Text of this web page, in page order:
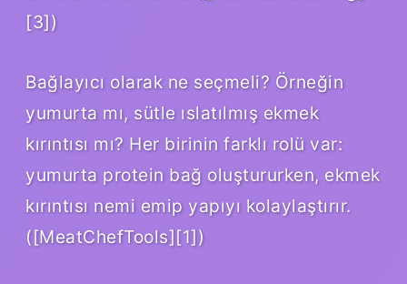
[3])
Bağlayıcı olarak ne seçmeli? Örneğin
yumurta mı, sütle ıslatılmış ekmek
kırıntısı mı? Her birinin farklı rolü var:
yumurta protein bağ oluştururken, ekmek
kırıntısı nemi emip yapıyı kolaylaştırır.
([MeatChefTools][1])